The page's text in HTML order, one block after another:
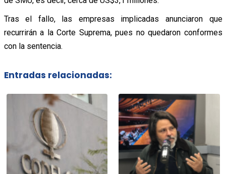
Tras el fallo, las empresas implicadas anunciaron que
recurrirán a la Corte Suprema, pues no quedaron conformes
con la sentencia.
Entradas relacionadas: